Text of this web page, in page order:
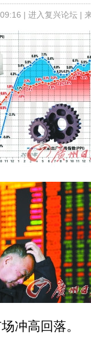
| 进入复兴论坛|
冲高回落。